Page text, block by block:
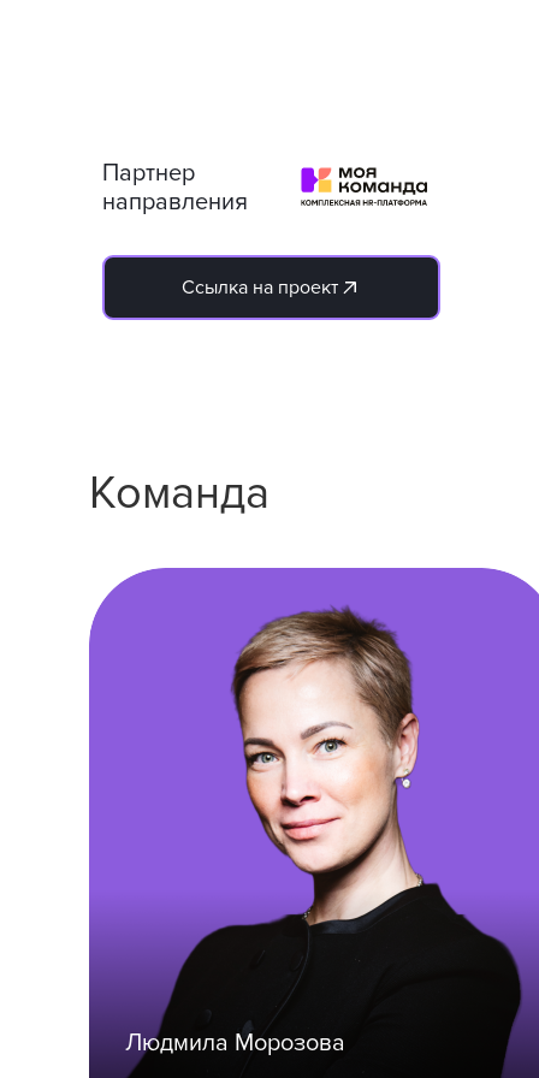
Партнер
направления
Ссылка на проект
Команда
Людмила Морозова